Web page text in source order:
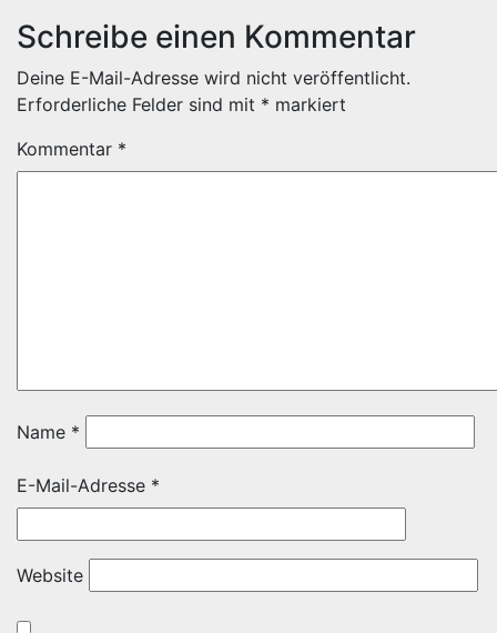
Schreibe einen Kommentar
Deine E-Mail-Adresse wird nicht veröffentlicht.
Erforderliche Felder sind mit * markiert
Kommentar *
Name *
E-Mail-Adresse *
Website